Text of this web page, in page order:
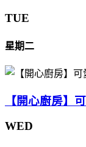
TUE
星期二
【開心廚房】
WED